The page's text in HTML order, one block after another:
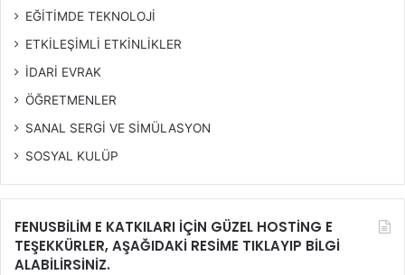
EĞİTİMDE TEKNOLOJİ
ETKİLEŞİMLİ ETKİNLİKLER
İDARİ EVRAK
ÖĞRETMENLER
SANAL SERGİ VE SİMÜLASYON
SOSYAL KULÜP
FENUSBİLİM E KATKILARI İÇİN GÜZEL HOSTİNG E
TEŞEKKÜRLER, AŞAĞIDAKİ RESİME TIKLAYIP BİLGİ
ALABİLİRSİNİZ.